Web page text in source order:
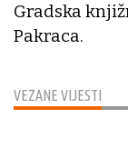
VEZANE VIJESTI
Gradska
Pakraca.